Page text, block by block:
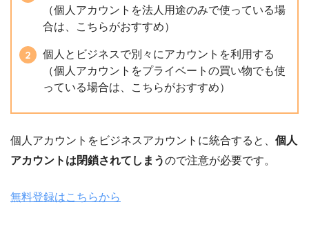
（個人アカウントを法人用途のみで使っている場
合は、こちらがおすすめ）
個人とビジネスで別々にアカウントを利用する
（個人アカウントをプライベートの買い物でも使
っている場合は、こちらがおすすめ）
個人アカウントをビジネスアカウントに統合すると、 個人
アカウントは閉鎖されてしまうので注意が必要です。
無料登録はこちらから